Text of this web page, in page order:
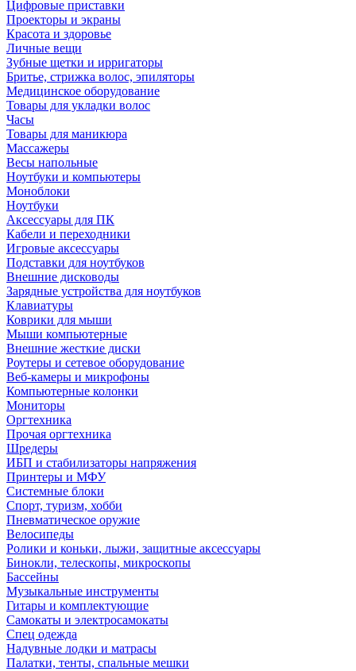
Цифровые приставки
Проекторы и экраны
Красота и здоровье
Личные вещи
Зубные щетки и ирригаторы
Бритье, стрижка волос, эпиляторы
Медицинское оборудование
Товары для укладки волос
Часы
Товары для маникюра
Массажеры
Весы напольные
Ноутбуки и компьютеры
Моноблоки
Ноутбуки
Аксессуары для ПК
Кабели и переходники
Игровые аксессуары
Подставки для ноутбуков
Внешние дисководы
Зарядные устройства для ноутбуков
Клавиатуры
Коврики для мыши
Мыши компьютерные
Внешние жесткие диски
Роутеры и сетевое оборудование
Веб-камеры и микрофоны
Компьютерные колонки
Мониторы
Оргтехника
Прочая оргтехника
Шредеры
ИБП и стабилизаторы напряжения
Принтеры и МФУ
Системные блоки
Спорт, туризм, хобби
Пневматическое оружие
Велосипеды
Ролики и коньки, лыжи, защитные аксессуары
Бинокли, телескопы, микроскопы
Бассейны
Музыкальные инструменты
Гитары и комплектующие
Самокаты и электросамокаты
Спец одежда
Надувные лодки и матрасы
Палатки, тенты, спальные мешки